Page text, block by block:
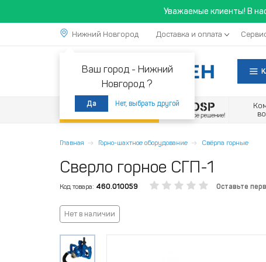
Уважаемые клиенты! В
Нижний Новгород
Ваш город - Нижний
Новгород ?
Да Нет, выбрать другой
Доставка и оплата
Акции
Главная Горно-шахтное оборудование Свёрла горные
Сверло горное СГП-1
Код товара: 460.010059 Оставьте
Нет в наличии